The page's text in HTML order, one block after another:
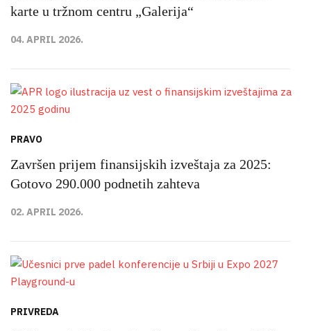
karte u tržnom centru „Galerija“
04. APRIL 2026.
PRAVO
Završen prijem finansijskih izveštaja za 2025:
Gotovo 290.000 podnetih zahteva
02. APRIL 2026.
PRIVREDA